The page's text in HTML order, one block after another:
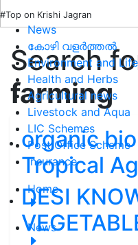
#Top on Krishi Jagran
News
കോഴി വളർത്തൽ
Environment and
Health and Herbs
Agricultural news
Livestock and Aqua
LIC Schemes
Post Office Scheme
Insurance
Home
News
Search
farming
organic
Tropical
DESI